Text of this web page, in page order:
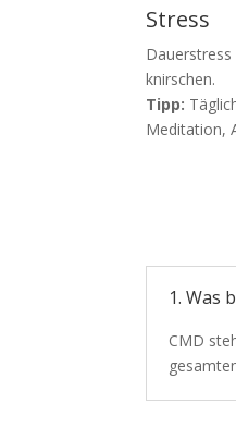
Stress
knirschen.
Tipp:
Meditation,
1. Was
CMD